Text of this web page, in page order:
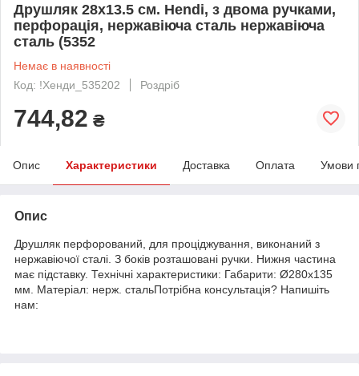
Друшляк 28х13.5 см. Hendi, з двома ручками,
перфорація, нержавіюча сталь нержавіюча
сталь (5352
Немає в наявності
Код: !Хенди_535202
Роздріб
744,82 ₴
Опис Характеристики Доставка Оплата Умови
Опис
Друшляк перфорований, для проціджування, виконаний з
нержавіючої сталі. З боків розташовані ручки. Нижня частина
має підставку. Технічні характеристики: Габарити: Ø280х135
мм. Матеріал: нерж. стальПотрібна консультація? Напишіть
нам: